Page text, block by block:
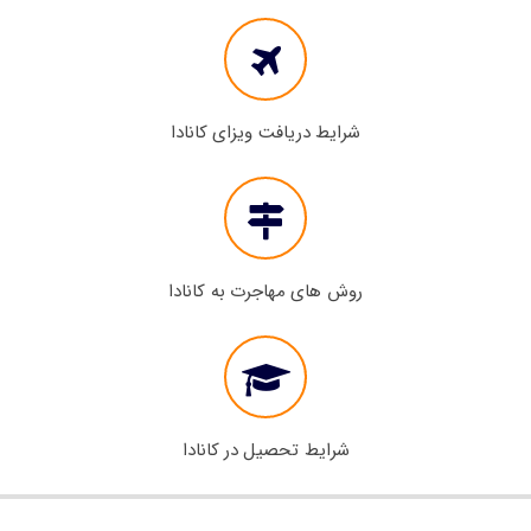
شرایط دریافت ویزای کانادا
روش های مهاجرت به کانادا
شرایط تحصیل در کانادا